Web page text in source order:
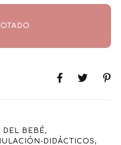
DEL BEBÉ,
DIDÁCTICOS ,